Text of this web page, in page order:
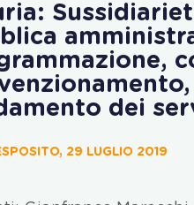
dei
29 LUGLIO 2019